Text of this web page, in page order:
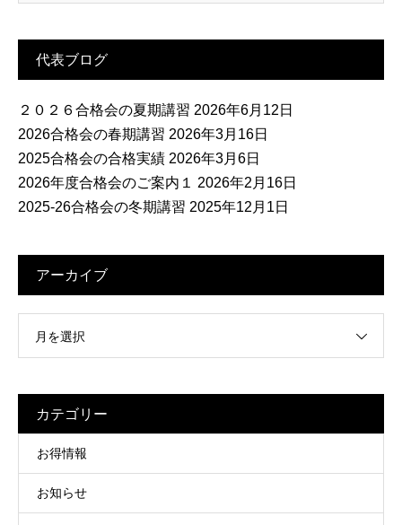
代表ブログ
２０２６合格会の夏期講習 2026年6月12日
2026合格会の春期講習 2026年3月16日
2025合格会の合格実績 2026年3月6日
2026年度合格会のご案内１
2026年2月16日
2025-26合格会の冬期講習 2025年12月1日
アーカイブ
月を選択
カテゴリー
お得情報
お知らせ